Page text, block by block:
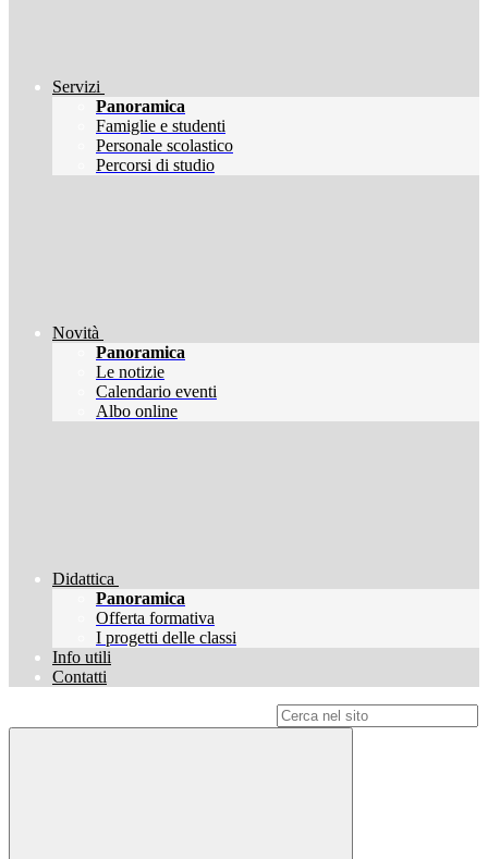
Servizi
Panoramica
Famiglie e studenti
Personale scolastico
Percorsi di studio
Novità
Panoramica
Le notizie
Calendario eventi
Albo online
Didattica
Panoramica
Offerta formativa
I progetti delle classi
Info utili
Contatti